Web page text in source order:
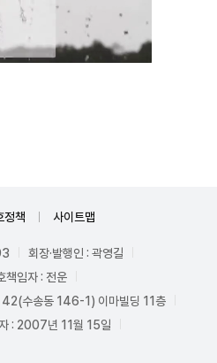
정책 사이트맵
회장·발행인 : 곽영길
책임자 : 전운
42(수송동 146-1) 이마빌딩 11층
: 2007년 11월 15일